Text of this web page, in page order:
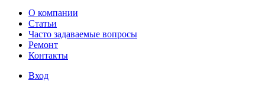
О компании
Статьи
Часто задаваемые вопросы
Ремонт
Контакты
Вход